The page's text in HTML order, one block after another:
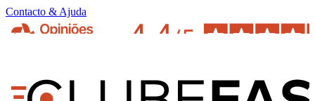
Contacto & Ajuda